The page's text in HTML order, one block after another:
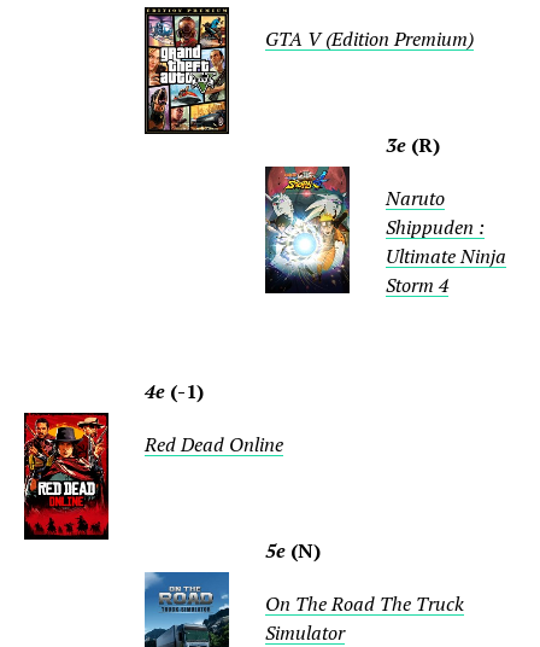
GTA V (Edition Premium)
3e (R)
Naruto
Shippuden :
Ultimate Ninja
Storm 4
4e (-1)
Red Dead Online
5e (N)
On The Road The Truck
Simulator